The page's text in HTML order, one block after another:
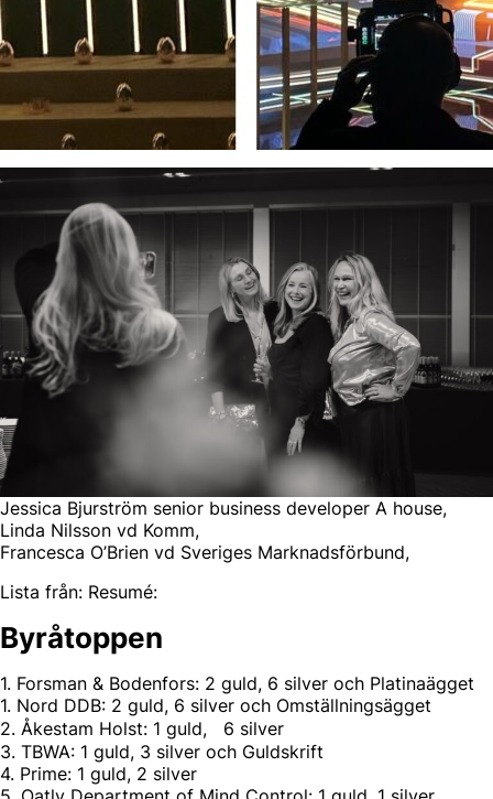
Jessica Bjurström senior business developer A house,
Linda Nilsson vd Komm,
Francesca O’Brien vd Sveriges Marknadsförbund,
Lista från: Resumé:
Byråtoppen
1. Forsman & Bodenfors: 2 guld, 6 silver och Platinaägget
1. Nord DDB: 2 guld, 6 silver och Omställningsägget
2. Åkestam Holst: 1 guld, 6 silver
3. TBWA: 1 guld, 3 silver och Guldskrift
4. Prime: 1 guld, 2 silver